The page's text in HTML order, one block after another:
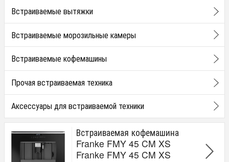
Встраиваемые вытяжки
Встраиваемые морозильные камеры
Встраиваемые кофемашины
Прочая встраиваемая техника
Аксессуары для встраиваемой техники
Встраиваемая кофемашина
Franke FMY 45 CM XS
Franke FMY 45 CM XS